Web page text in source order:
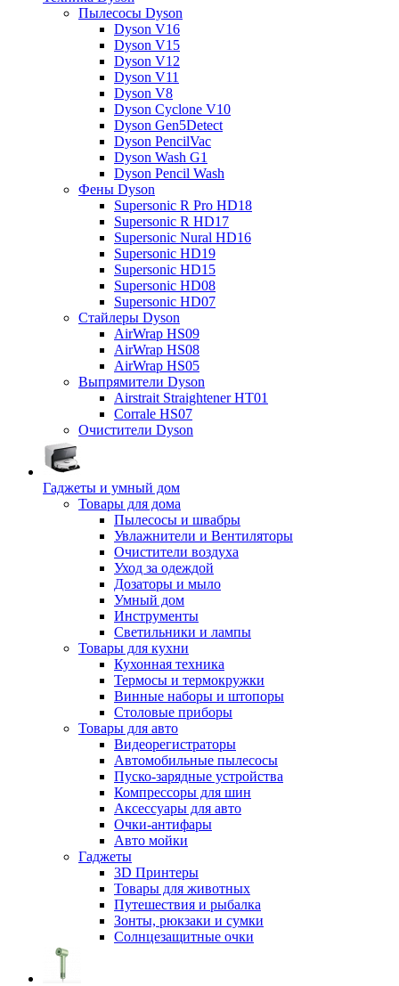
Пылесосы Dyson
Dyson V16
Dyson V15
Dyson V12
Dyson V11
Dyson V8
Dyson Cyclone V10
Dyson Gen5Detect
Dyson PencilVac
Dyson Wash G1
Dyson Pencil Wash
Фены Dyson
Supersonic R Pro HD18
Supersonic R HD17
Supersonic Nural HD16
Supersonic HD19
Supersonic HD15
Supersonic HD08
Supersonic HD07
Стайлеры Dyson
AirWrap HS09
AirWrap HS08
AirWrap HS05
Выпрямители Dyson
Airstrait Straightener HT01
Corrale HS07
Очистители Dyson
Гаджеты и умный дом
Товары для дома
Пылесосы и швабры
Увлажнители и Вентиляторы
Очистители воздуха
Уход за одеждой
Дозаторы и мыло
Умный дом
Инструменты
Светильники и лампы
Товары для кухни
Кухонная техника
Термосы и термокружки
Винные наборы и штопоры
Столовые приборы
Товары для авто
Видеорегистраторы
Автомобильные пылесосы
Пуско-зарядные устройства
Компрессоры для шин
Аксессуары для авто
Очки-антифары
Авто мойки
Гаджеты
3D Принтеры
Товары для животных
Путешествия и рыбалка
Зонты, рюкзаки и сумки
Солнцезащитные очки